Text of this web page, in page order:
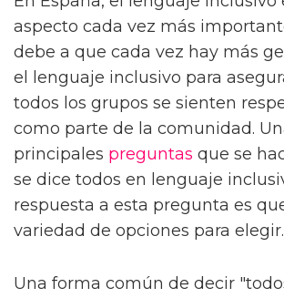
aspecto cada vez más
debe a que cada vez hay más
el lenguaje inclusivo para
todos los grupos se sienten
como parte de la comunidad.
principales preguntas que se
se dice todos en lenguaje
respuesta a esta pregunta es
variedad de opciones para elegir.
Una forma común de decir